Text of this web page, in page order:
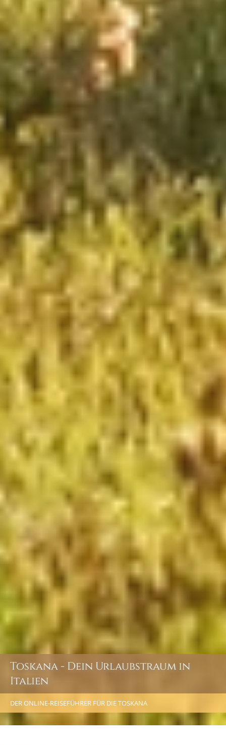
Toskana - Dein Urlaubstraum in
Italien
DER ONLINE-REISEFÜHRER FÜR DIE TOSKANA